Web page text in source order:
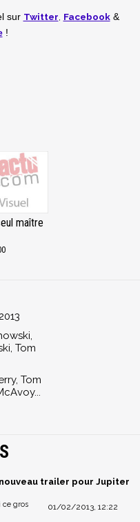
sur Twitter Facebook&
!
maître
Tom
Tom
trailer pour Jupiter
01/02/2013, 12:22
ce gros